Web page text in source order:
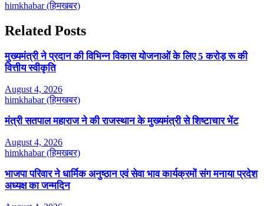
himkhabar (हिमखबर)
Related Posts
मुख्यमंत्री ने प्रदान की विभिन्न विकास योजनाओं के लिए 5 करोड़ रू की
वित्तीय स्वीकृति
August 4, 2026
himkhabar (हिमखबर)
मंत्री सतपाल महाराज ने की राजस्थान के मुख्यमंत्री से शिष्टाचार भेंट
August 4, 2026
himkhabar (हिमखबर)
भाजपा परिवार ने धार्मिक अनुष्ठान एवं सेवा भाव कार्यक्रमों संग मनाया प्रदेश
अध्यक्ष का जन्मदिन